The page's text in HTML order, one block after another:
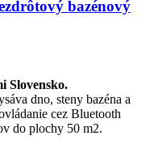
bazénový
Slovensko.
dno, steny bazéna a
cez Bluetooth
do plochy 50 m2.